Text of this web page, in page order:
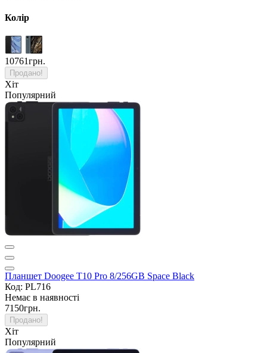
Колір
10761грн.
Продано!
Хіт
Популярний
Планшет Doogee T10 Pro 8/256GB Space Black
Код: PL716
Немає в наявності
7150грн.
Продано!
Хіт
Популярний